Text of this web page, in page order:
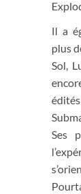
Il a
plus
Sol,
Ses